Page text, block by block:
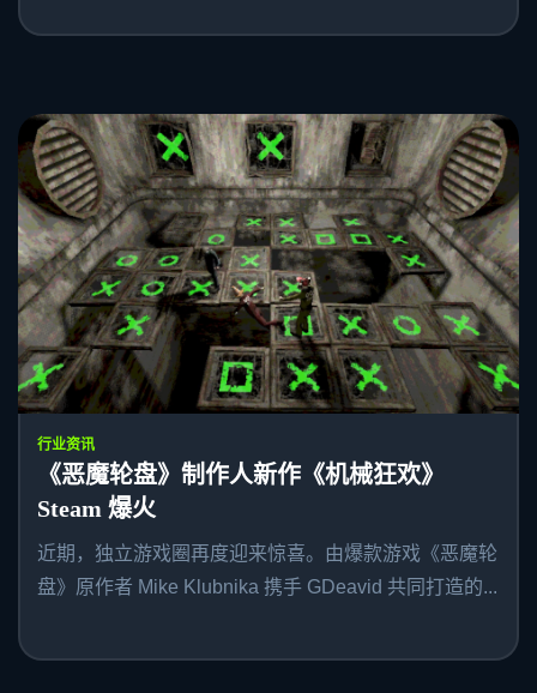
行业资讯
《恶魔轮盘》制作人新作《机械狂欢》
Steam 爆火
近期，独立游戏圈再度迎来惊喜。由爆款游戏《恶魔轮
盘》原作者 Mike Klubnika 携手 GDeavid 共同打造的...